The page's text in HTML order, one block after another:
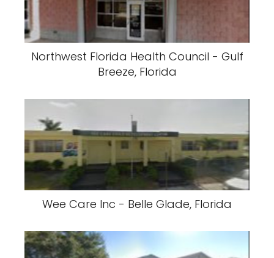
Northwest Florida Health Council - Gulf
Breeze, Florida
Wee Care Inc - Belle Glade, Florida